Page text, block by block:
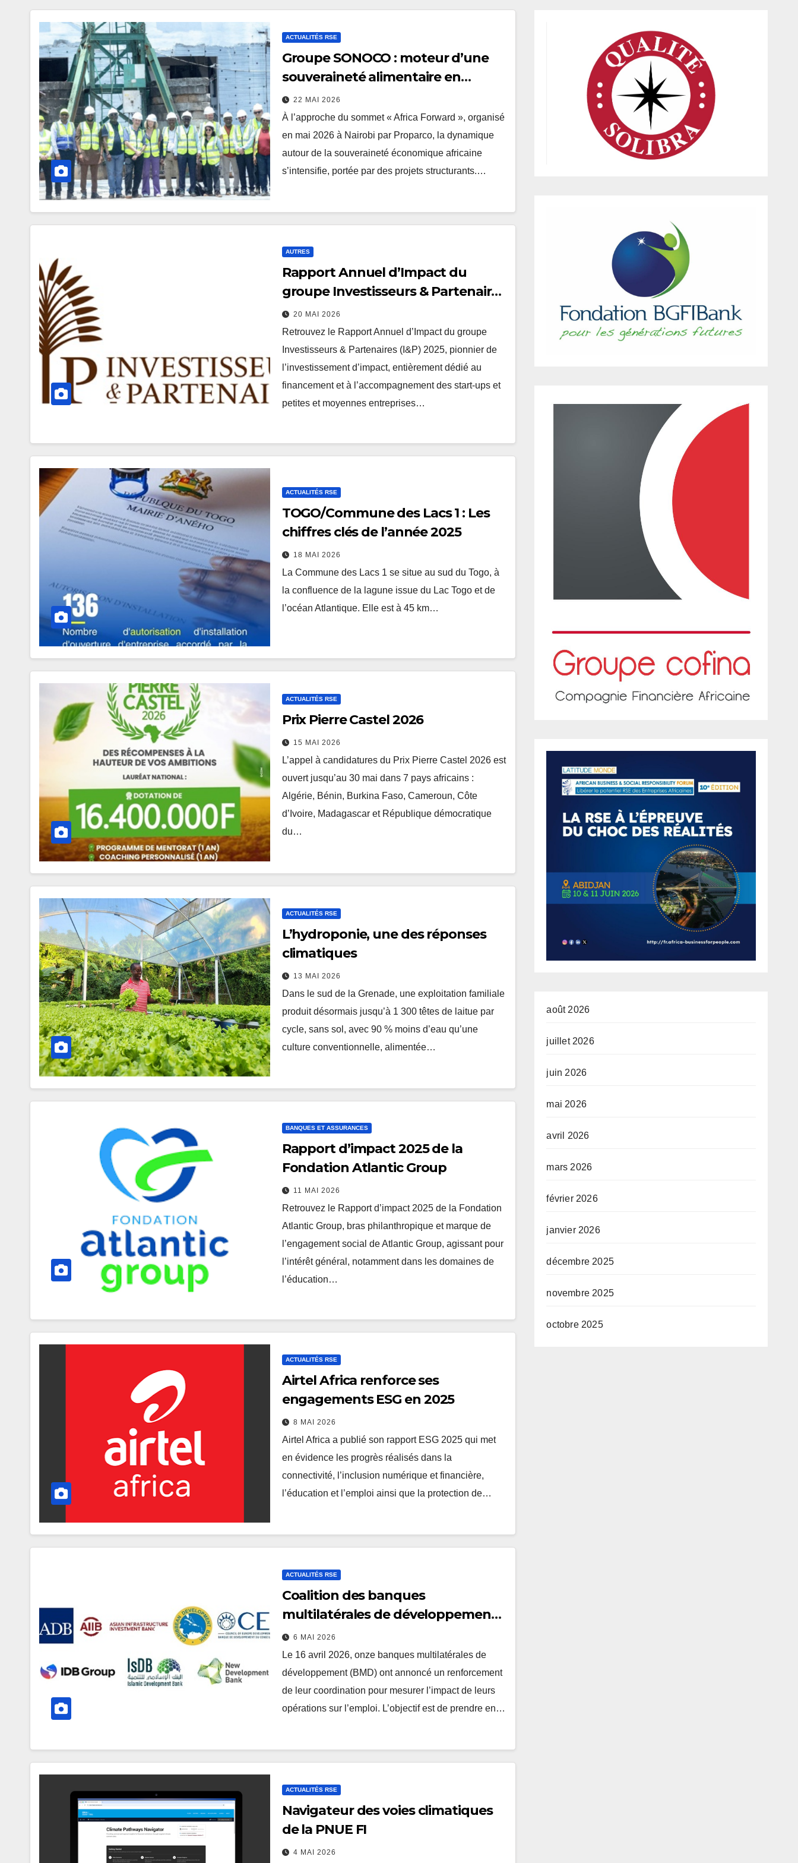
ACTUALITÉS RSE
Groupe SONOCO : moteur d’une
souveraineté alimentaire en
construction en Sierra Leone
22 MAI 2026
À l’approche du sommet « Africa Forward », organisé
en mai 2026 à Nairobi par Proparco, la dynamique
autour de la souveraineté économique africaine
s’intensifie, portée par des projets structurants.…
AUTRES
Rapport Annuel d’Impact du
groupe Investisseurs & Partenaires
(I&P) 2025
20 MAI 2026
Retrouvez le Rapport Annuel d’Impact du groupe
Investisseurs & Partenaires (I&P) 2025, pionnier de
l’investissement d’impact, entièrement dédié au
financement et à l’accompagnement des start-ups et
petites et moyennes entreprises…
ACTUALITÉS RSE
TOGO/Commune des Lacs 1 : Les
chiffres clés de l’année 2025
18 MAI 2026
La Commune des Lacs 1 se situe au sud du Togo, à
la confluence de la lagune issue du Lac Togo et de
l’océan Atlantique. Elle est à 45 km…
ACTUALITÉS RSE
Prix Pierre Castel 2026
15 MAI 2026
L’appel à candidatures du Prix Pierre Castel 2026 est
ouvert jusqu’au 30 mai dans 7 pays africains :
Algérie, Bénin, Burkina Faso, Cameroun, Côte
d’Ivoire, Madagascar et République démocratique
du…
ACTUALITÉS RSE
L’hydroponie, une des réponses
climatiques
13 MAI 2026
Dans le sud de la Grenade, une exploitation familiale
produit désormais jusqu’à 1 300 têtes de laitue par
cycle, sans sol, avec 90 % moins d’eau qu’une
culture conventionnelle, alimentée…
BANQUES ET ASSURANCES
Rapport d’impact 2025 de la
Fondation Atlantic Group
11 MAI 2026
Retrouvez le Rapport d’impact 2025 de la Fondation
Atlantic Group, bras philanthropique et marque de
l’engagement social de Atlantic Group, agissant pour
l’intérêt général, notamment dans les domaines de
l’éducation…
ACTUALITÉS RSE
Airtel Africa renforce ses
engagements ESG en 2025
8 MAI 2026
Airtel Africa a publié son rapport ESG 2025 qui met
en évidence les progrès réalisés dans la
connectivité, l’inclusion numérique et financière,
l’éducation et l’emploi ainsi que la protection de…
ACTUALITÉS RSE
Coalition des banques
multilatérales de développement
sur la mesure des résultats
d’emploi
6 MAI 2026
Le 16 avril 2026, onze banques multilatérales de
développement (BMD) ont annoncé un renforcement
de leur coordination pour mesurer l’impact de leurs
opérations sur l’emploi. L’objectif est de prendre en…
ACTUALITÉS RSE
Navigateur des voies climatiques
de la PNUE FI
4 MAI 2026
août 2026
juillet 2026
juin 2026
mai 2026
avril 2026
mars 2026
février 2026
janvier 2026
décembre 2025
novembre 2025
octobre 2025